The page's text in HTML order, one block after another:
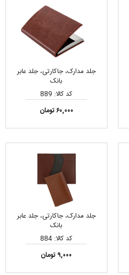
جلد مدارک، جاکارتی، جلد عابر
بانک
کد کالا: 889
۶۰,۰۰۰ تومان
جلد مدارک، جاکارتی، جلد عابر
بانک
کد کالا: 884
۹,۰۰۰ تومان